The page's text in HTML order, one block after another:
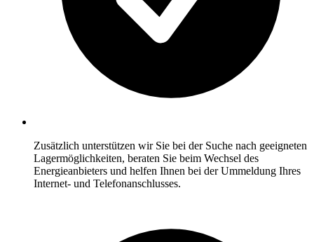
Zusätzlich unterstützen wir Sie bei der Suche nach geeigneten
Lagermöglichkeiten, beraten Sie beim Wechsel des
Energieanbieters und helfen Ihnen bei der Ummeldung Ihres
Internet- und Telefonanschlusses.